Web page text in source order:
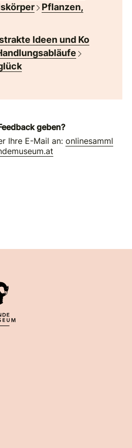
Pflanzen,
Ideen und Ko
geben?
Ihre E-Mail an:onlinesamml